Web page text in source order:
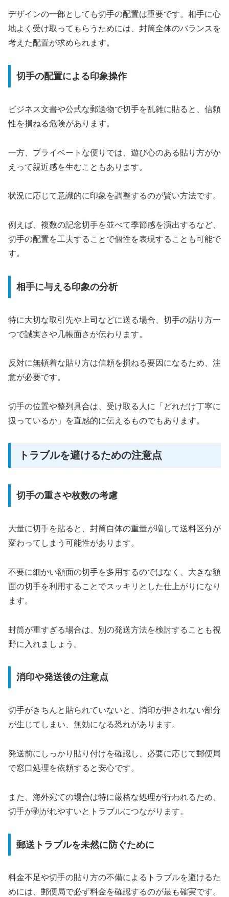
デザインの一部としても切手の配置は重要です。相手に心
地よく受け取ってもらうためには、封筒全体のバランスを
考えた配置が求められます。
切手の配置による印象操作
ビジネス文書や公式な郵送物で切手を乱雑に貼ると、信頼
性を損ねる危険があります。
一方、プライベートな便りでは、遊び心のある貼り方がか
えって親近感を生むこともあります。
状況に応じて意識的に印象を調整するのが賢い方法です。
例えば、複数の記念切手を並べて季節感を演出するなど、
切手の配置を工夫することで個性を表現することも可能で
す。
相手に与える印象の分析
特に大切な取引先や上司などに送る場合、切手の貼り方一
つで誠実さや几帳面さが伝わります。
反対に無頓着な貼り方は信頼を損ねる要因になるため、注
意が必要です。
切手の位置や整列具合は、受け取る人に「どれだけ丁寧に
扱っているか」を直感的に伝えるものでもあります。
トラブルを避けるための注意点
切手の重さや枚数の考慮
大量に切手を貼ると、封筒自体の重量が増して送料区分が
変わってしまう可能性があります。
不要に細かい額面の切手を多用するのではなく、大きな額
面の切手を利用することでスッキリとした仕上がりになり
ます。
封筒が重すぎる場合は、別の発送方法を検討することも視
野に入れましょう。
消印や発送後の注意点
切手がきちんと貼られていないと、消印が押されない部分
が生じてしまい、無効になる恐れがあります。
発送前にしっかり貼り付けを確認し、必要に応じて郵便局
で窓口処理を依頼すると安心です。
また、海外宛ての場合は特に厳格な処理が行われるため、
切手が剥がれやすいとトラブルにつながります。
郵送トラブルを未然に防ぐために
料金不足や切手の貼り方の不備によるトラブルを避けるた
めには、郵便局で必ず料金を確認するのが最も確実です。